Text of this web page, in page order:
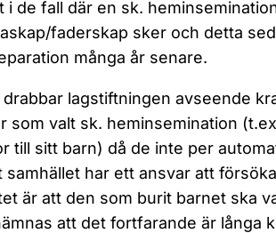
i de fall där en sk.
faderskap sker och detta
många år senare.
drabbar lagstiftningen avseende
som valt sk. heminsemination
till sitt barn) då de inte per
samhället har ett ansvar att
är att den som burit barnet ska
att det fortfarande är långa